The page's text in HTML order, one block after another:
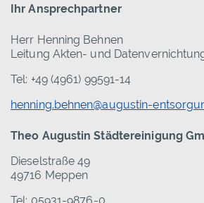
Ihr Ansprechpartner
Herr Henning Behnen
Leitung Akten- und
Tel: +49 (4961) 99591-14
henning.behnen@augustin-
Theo Augustin Städtereinigung
Dieselstraße 49
49716 Meppen